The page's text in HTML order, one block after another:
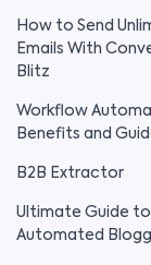
How to Send
Emails With
Blitz
Workflow
Benefits and
B2B Extractor
Ultimate Guide to
Automated